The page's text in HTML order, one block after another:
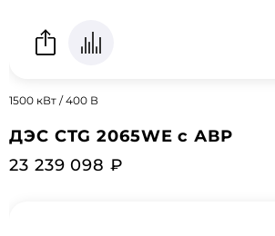
1500 кВт / 400 В
ДЭС CTG 2065WE с АВР
23 239 098 ₽